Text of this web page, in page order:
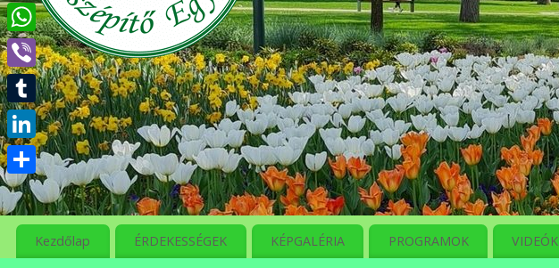
Kezdőlap ÉRDEKESSÉGEK KÉPGALÉRIA PROGRAMOK VIDEÓK
Pinterest
WhatsApp
Viber
Tumblr
LinkedIn
Ossza
meg